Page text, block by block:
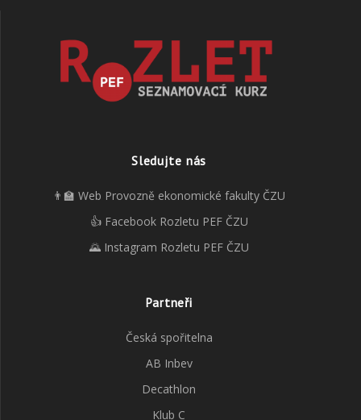
Sledujte nás
👨‍🏫 Web Provozně ekonomické fakulty ČZU
👍 Facebook Rozletu PEF ČZU
🌄 Instagram Rozletu PEF ČZU
Partneři
Česká spořitelna
AB Inbev
Decathlon
Klub C